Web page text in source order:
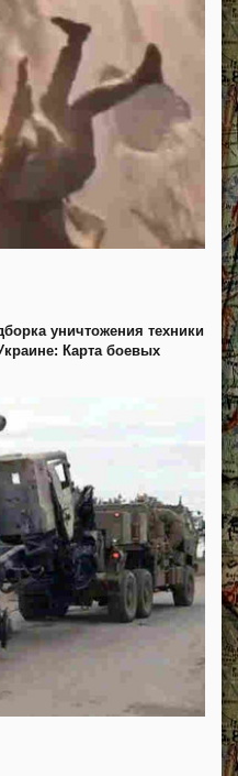
уничтожения техники
Карта боевых